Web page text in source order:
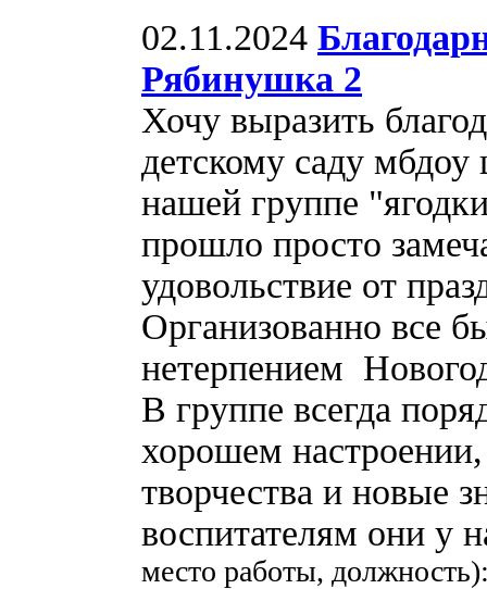
02.11.2024
Рябинушка 2
Хочу выразить
детскому саду
нашей группе
прошло просто
удовольствие от
Организованно все
нетерпением
В группе всегда
хорошем
творчества и новые
воспитателям они у
место работы,